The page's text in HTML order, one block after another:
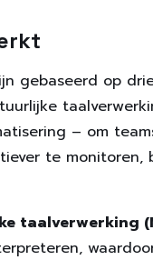
gebaseerd op
– om
te monitoren,
taalverwerking